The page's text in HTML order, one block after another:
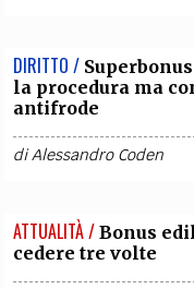
DIRITTO /
la procedura ma
antifrode
diAlessandro Coden
ATTUALITÀ / Bonus
cedere tre volte